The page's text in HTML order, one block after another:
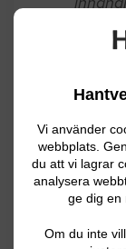
Vi använder
webbplats.
du att vi lagrar
analysera
ge dig en
Om du inte
av
200.
tisdag
. . .